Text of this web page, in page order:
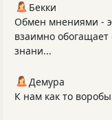
Бекки
Обмен мнениями -
взаимно
знани...
Демура
К нам как то